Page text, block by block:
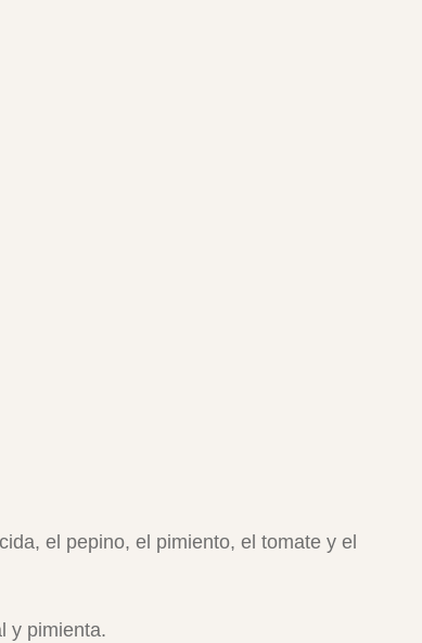
el pepino, el pimiento, el tomate y el
y pimienta.